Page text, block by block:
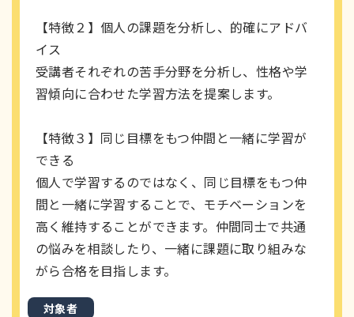
【特徴２】個人の課題を分析し、的確にアドバ
イス
受講者それぞれの苦手分野を分析し、性格や学
習傾向に合わせた学習方法を提案します。
【特徴３】同じ目標をもつ仲間と一緒に学習が
できる
個人で学習するのではなく、同じ目標をもつ仲
間と一緒に学習することで、モチベーションを
高く維持することができます。仲間同士で共通
の悩みを相談したり、一緒に課題に取り組みな
がら合格を目指します。
対象者